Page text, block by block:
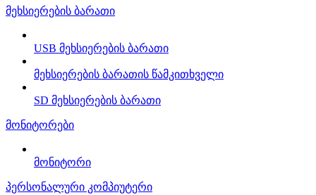
მეხსიერების ბარათი
USB მეხსიერების ბარათი
მეხსიერების ბარათის წამკითხველი
SD მეხსიერების ბარათი
მონიტორები
მონიტორი
პერსონალური კომპიუტერი